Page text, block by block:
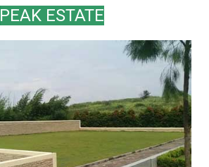
PEAK ESTATE